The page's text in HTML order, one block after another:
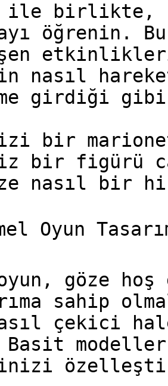
ile birlikte,
öğrenin.
nasıl
girdiği
bir
bir figürü
nasıl bir
Oyun
göze hoş
sahip
çekici